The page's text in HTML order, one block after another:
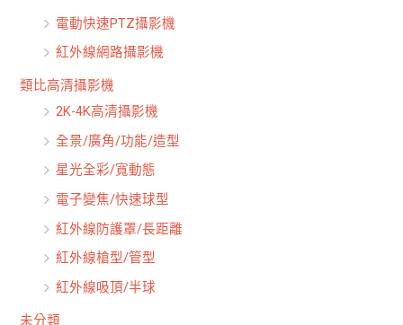
電動快速PTZ攝影機
紅外線網路攝影機
類比高清攝影機
2K-4K高清攝影機
全景/廣角/功能/造型
星光全彩/寬動態
電子變焦/快速球型
紅外線防護罩/長距離
紅外線槍型/管型
紅外線吸頂/半球
未分類